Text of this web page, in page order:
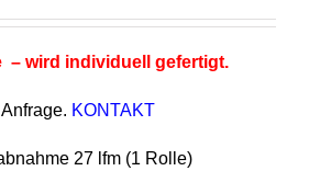
– wird individuell gefertigt.
KONTAKT
27 lfm (1 Rolle)